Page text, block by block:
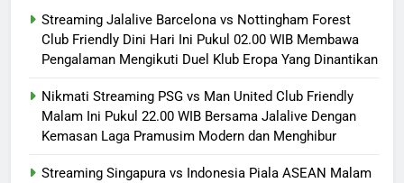
Streaming Jalalive Barcelona vs Nottingham Forest
Club Friendly Dini Hari Ini Pukul 02.00 WIB Membawa
Pengalaman Mengikuti Duel Klub Eropa Yang Dinantikan
Nikmati Streaming PSG vs Man United Club Friendly
Malam Ini Pukul 22.00 WIB Bersama Jalalive Dengan
Kemasan Laga Pramusim Modern dan Menghibur
Streaming Singapura vs Indonesia Piala ASEAN Malam